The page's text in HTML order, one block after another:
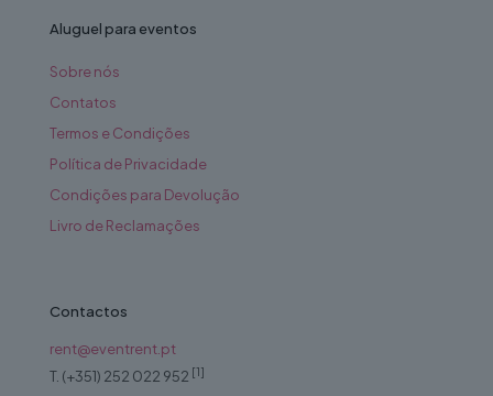
Aluguel para eventos
Sobre nós
Contatos
Termos e Condições
Política de Privacidade
Condições para Devolução
Livro de Reclamações
Contactos
rent@eventrent.pt
T. (+351) 252 022 952 [1]